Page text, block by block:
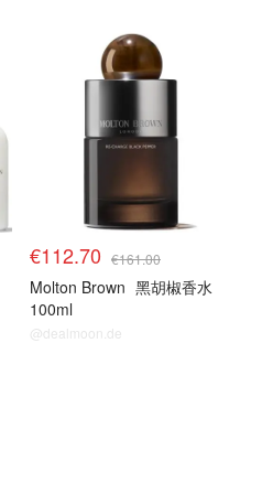
€112.70 €161.00
Molton Brown 黑胡椒香水
100ml
@dealmoon.de